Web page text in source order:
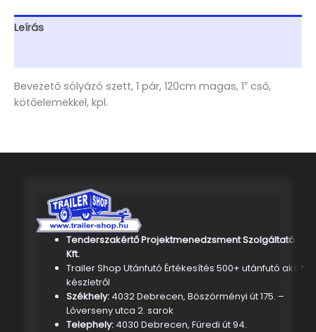
mennyiség
Leírás
Bevezető sólyázó szett, 1 pár, 120cm magas, 1″ cső,
kötőelemekkel, kpl.
Tenderszakértő Projektmenedzsment Szolgáltató
Kft.
Trailer Shop Utánfutó Értékesítés 500+ utánfutó akár
készletről
Székhely: 4032 Debrecen, Böszörményi út 175. –
Lóverseny utca 2. sarok
Telephely:4030 Debrecen, Füredi út 94.